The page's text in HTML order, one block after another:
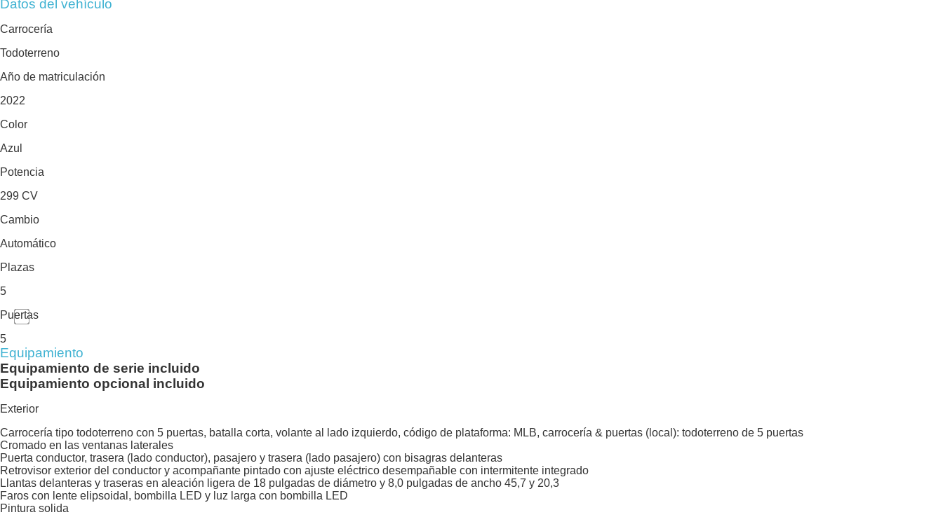
Datos del vehículo
Carrocería
Todoterreno
Año de matriculación
2022
Color
Azul
Potencia
299 CV
Cambio
Automático
Plazas
5
Puertas
5
Equipamiento
Equipamiento de serie incluido
Equipamiento opcional incluido
Exterior
Carrocería tipo todoterreno con 5 puertas, batalla corta, volante al lado izquierdo, código de plataforma: MLB, carrocería & puertas (local): todoterreno de 5 puertas
Cromado en las ventanas laterales
Puerta conductor, trasera (lado conductor), pasajero y trasera (lado pasajero) con bisagras delanteras
Retrovisor exterior del conductor y acompañante pintado con ajuste eléctrico desempañable con intermitente integrado
Llantas delanteras y traseras en aleación ligera de 18 pulgadas de diámetro y 8,0 pulgadas de ancho 45,7 y 20,3
Faros con lente elipsoidal, bombilla LED y luz larga con bombilla LED
Pintura solida